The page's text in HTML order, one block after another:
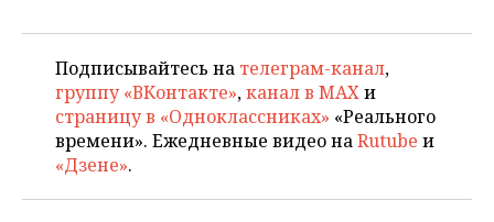
Подписывайтесь на телеграм-канал,
группу «ВКонтакте»,канал в MAXи
страницу в «Одноклассниках» «Реального
времени». Ежедневные видео наRutube и
«Дзене».